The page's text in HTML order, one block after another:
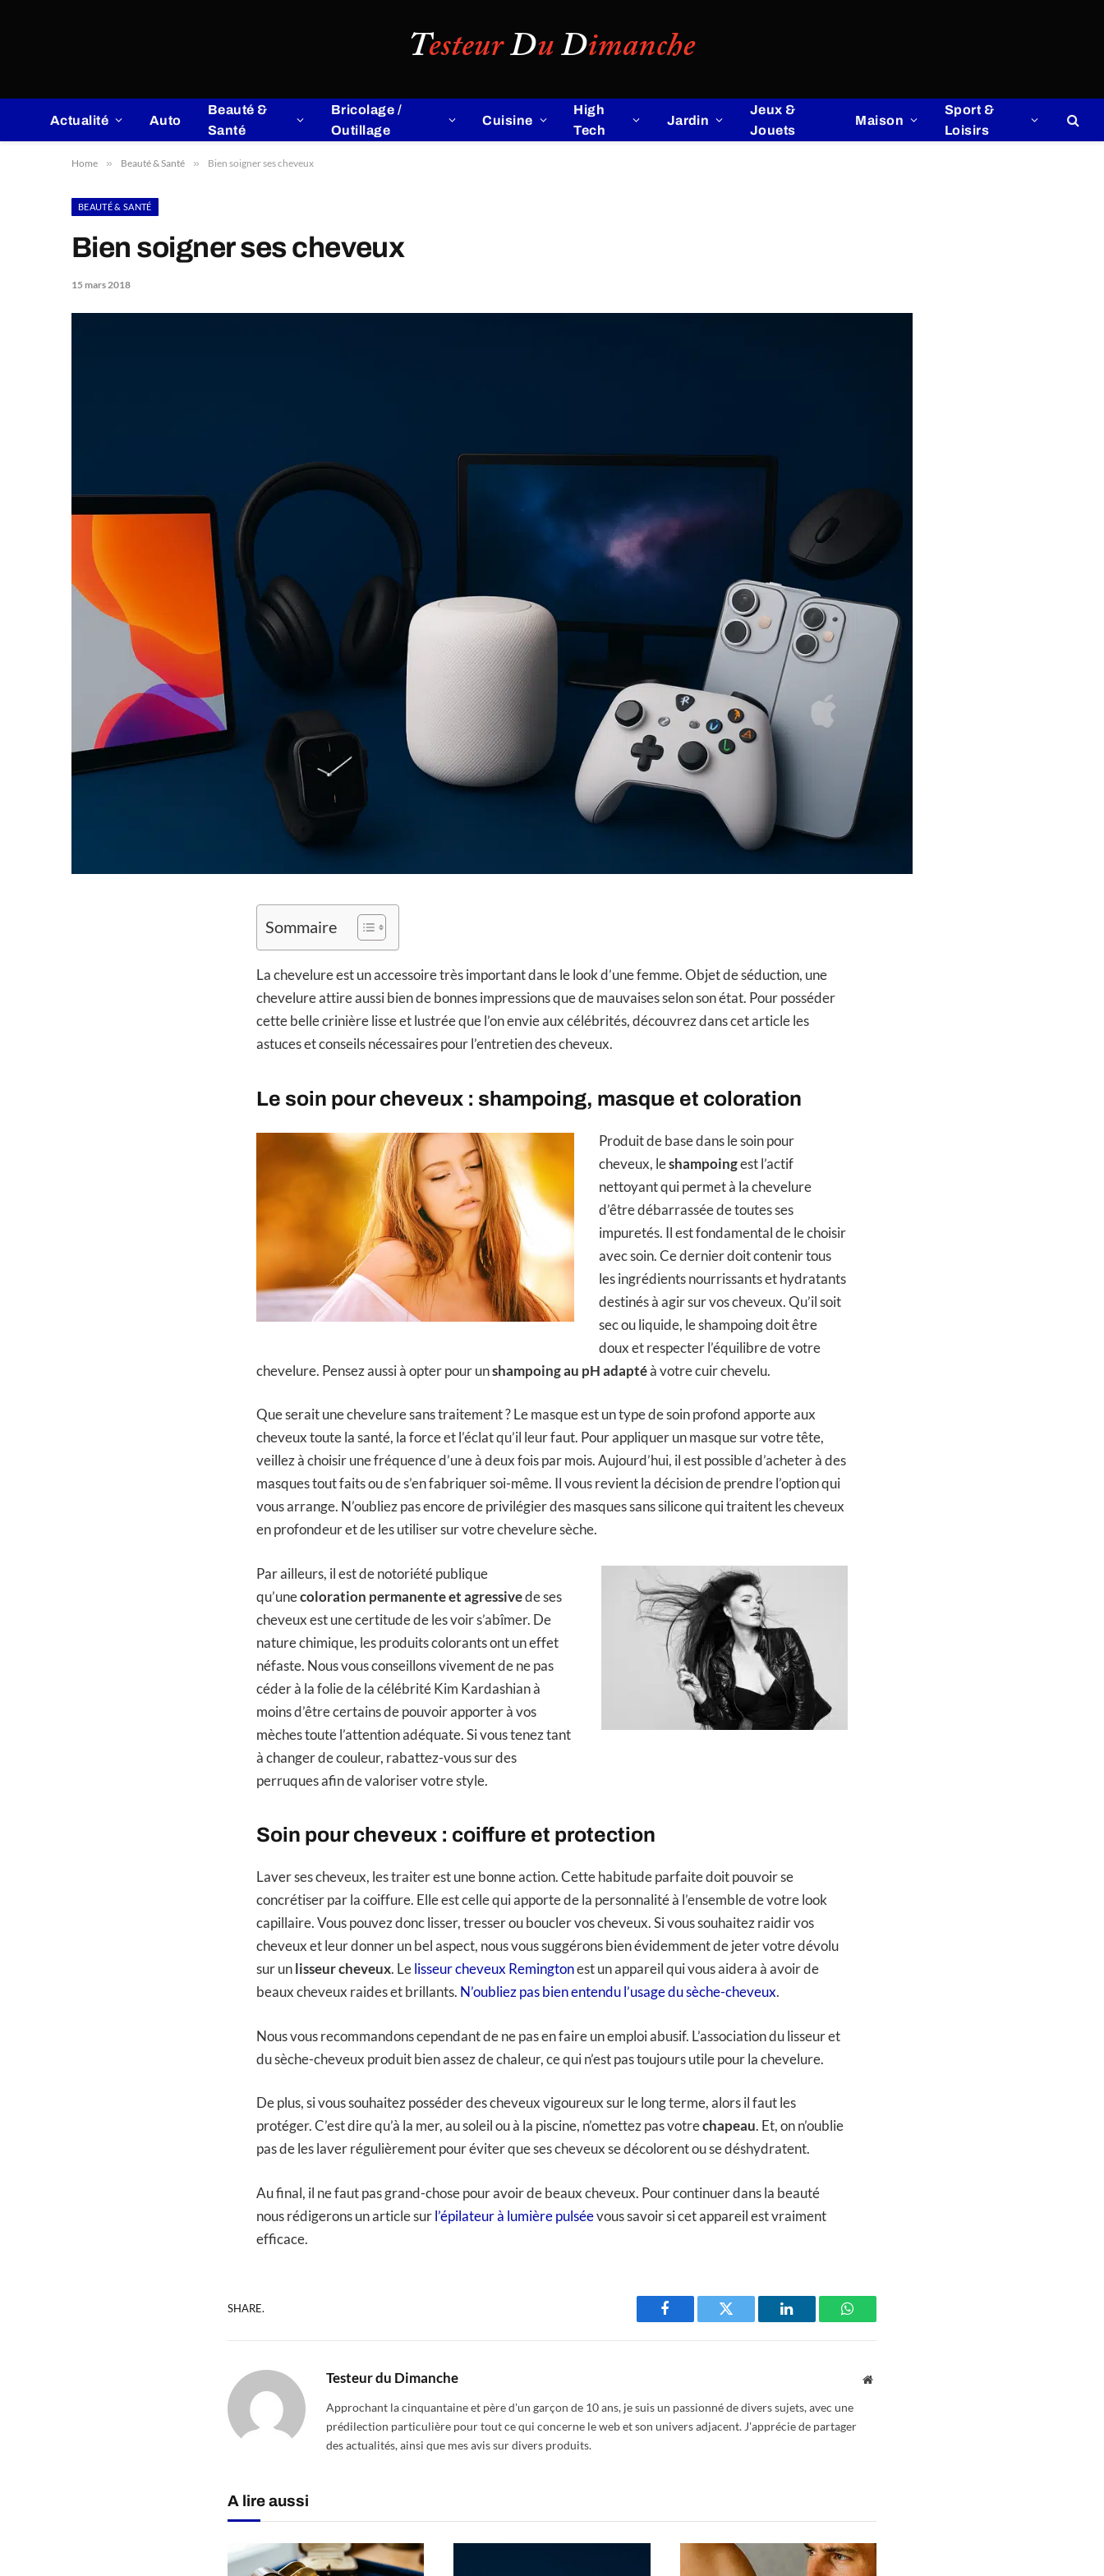
Actualité Auto
Beauté &
Santé
Bricolage /
Outillage
Cuisine
High
Tech
Jardin
Jeux &
Jouets
Maison
Sport &
Loisirs
Home » Beauté & Santé » Bien soigner ses cheveux
BEAUTÉ & SANTÉ
Bien soigner ses cheveux
15 mars 2018
Sommaire
La chevelure est un accessoire très important dans le look d’une femme. Objet de séduction, une
chevelure attire aussi bien de bonnes impressions que de mauvaises selon son état. Pour posséder
cette belle crinière lisse et lustrée que l’on envie aux célébrités, découvrez dans cet article les
astuces et conseils nécessaires pour l’entretien des cheveux.
Le soin pour cheveux : shampoing, masque et coloration
Produit de base dans le soin pour
cheveux, leshampoingest l’actif
nettoyant qui permet à la chevelure
d’être débarrassée de toutes ses
impuretés. Il est fondamental de le choisir
avec soin. Ce dernier doit contenir tous
les ingrédients nourrissants et hydratants
destinés à agir sur vos cheveux. Qu’il soit
sec ou liquide, le shampoing doit être
doux et respecter l’équilibre de votre
chevelure. Pensez aussi à opter pour unshampoing au pH adaptéà votre cuir chevelu.
Que serait une chevelure sans traitement ? Le masque est un type de soin profond apporte aux
cheveux toute la santé, la force et l’éclat qu’il leur faut. Pour appliquer un masque sur votre tête,
veillez à choisir une fréquence d’une à deux fois par mois. Aujourd’hui, il est possible d’acheter à des
masques tout faits ou de s’en fabriquer soi-même. Il vous revient la décision de prendre l’option qui
vous arrange. N’oubliez pas encore de privilégier des masques sans silicone qui traitent les cheveux
en profondeur et de les utiliser sur votre chevelure sèche.
Par ailleurs, il est de notoriété publique
qu’unecoloration permanente et agressivede ses
cheveux est une certitude de les voir s’abîmer. De
nature chimique, les produits colorants ont un effet
néfaste. Nous vous conseillons vivement de ne pas
céder à la folie de la célébrité Kim Kardashian à
moins d’être certains de pouvoir apporter à vos
mèches toute l’attention adéquate. Si vous tenez tant
à changer de couleur, rabattez-vous sur des
perruques afin de valoriser votre style.
Soin pour cheveux : coiffure et protection
Laver ses cheveux, les traiter est une bonne action. Cette habitude parfaite doit pouvoir se
concrétiser par la coiffure. Elle est celle qui apporte de la personnalité à l’ensemble de votre look
capillaire. Vous pouvez donc lisser, tresser ou boucler vos cheveux. Si vous souhaitez raidir vos
cheveux et leur donner un bel aspect, nous vous suggérons bien évidemment de jeter votre dévolu
sur un lisseur cheveux. Le lisseur cheveux Remingtonest un appareil qui vous aidera à avoir de
beaux cheveux raides et brillants. N’oubliez pas bien entendu l’usage du sèche-cheveux.
Nous vous recommandons cependant de ne pas en faire un emploi abusif. L’association du lisseur et
du sèche-cheveux produit bien assez de chaleur, ce qui n’est pas toujours utile pour la chevelure.
De plus, si vous souhaitez posséder des cheveux vigoureux sur le long terme, alors il faut les
protéger. C’est dire qu’à la mer, au soleil ou à la piscine, n’omettez pas votrechapeau. Et, on n’oublie
pas de les laver régulièrement pour éviter que ses cheveux se décolorent ou se déshydratent.
Au final, il ne faut pas grand-chose pour avoir de beaux cheveux. Pour continuer dans la beauté
nous rédigerons un article sur l’épilateur à lumière pulséevous savoir si cet appareil est vraiment
efficace.
SHARE.
Facebook Twitter LinkedIn WhatsApp
Testeur du Dimanche Website
Approchant la cinquantaine et père d'un garçon de 10 ans, je suis un passionné de divers sujets, avec une
prédilection particulière pour tout ce qui concerne le web et son univers adjacent. J'apprécie de partager
des actualités, ainsi que mes avis sur divers produits.
A lire aussi